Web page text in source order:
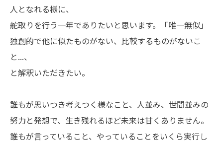
採用情報
サイトマップ
個人情報の取扱い
著作権について
人となれる様に、
舵取りを行う一年でありたいと思います。「唯一無似」
独創的で他に似たものがない、比較するものがないこ
と...、
と解釈いただきたい。
誰もが思いつき考えつく様なこと、人並み、世間並みの
努力と発想で、生き残れるほど未来は甘くありません。
誰もが言っていること、やっていることをいくら実行し